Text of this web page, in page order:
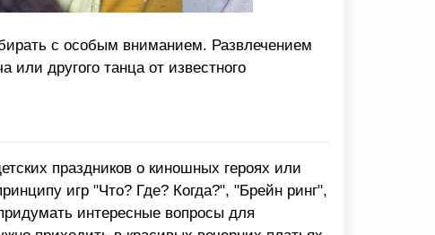
с особым вниманием. Развлечением
или другого танца от известного
праздников о киношных героях или
игр "Что? Где? Когда?", "Брейн ринг",
интересные вопросы для